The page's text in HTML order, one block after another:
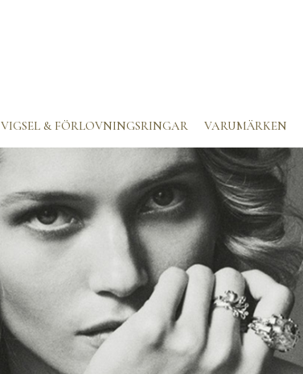
VIGSEL & FÖRLOVNINGSRINGAR VARUMÄRKEN